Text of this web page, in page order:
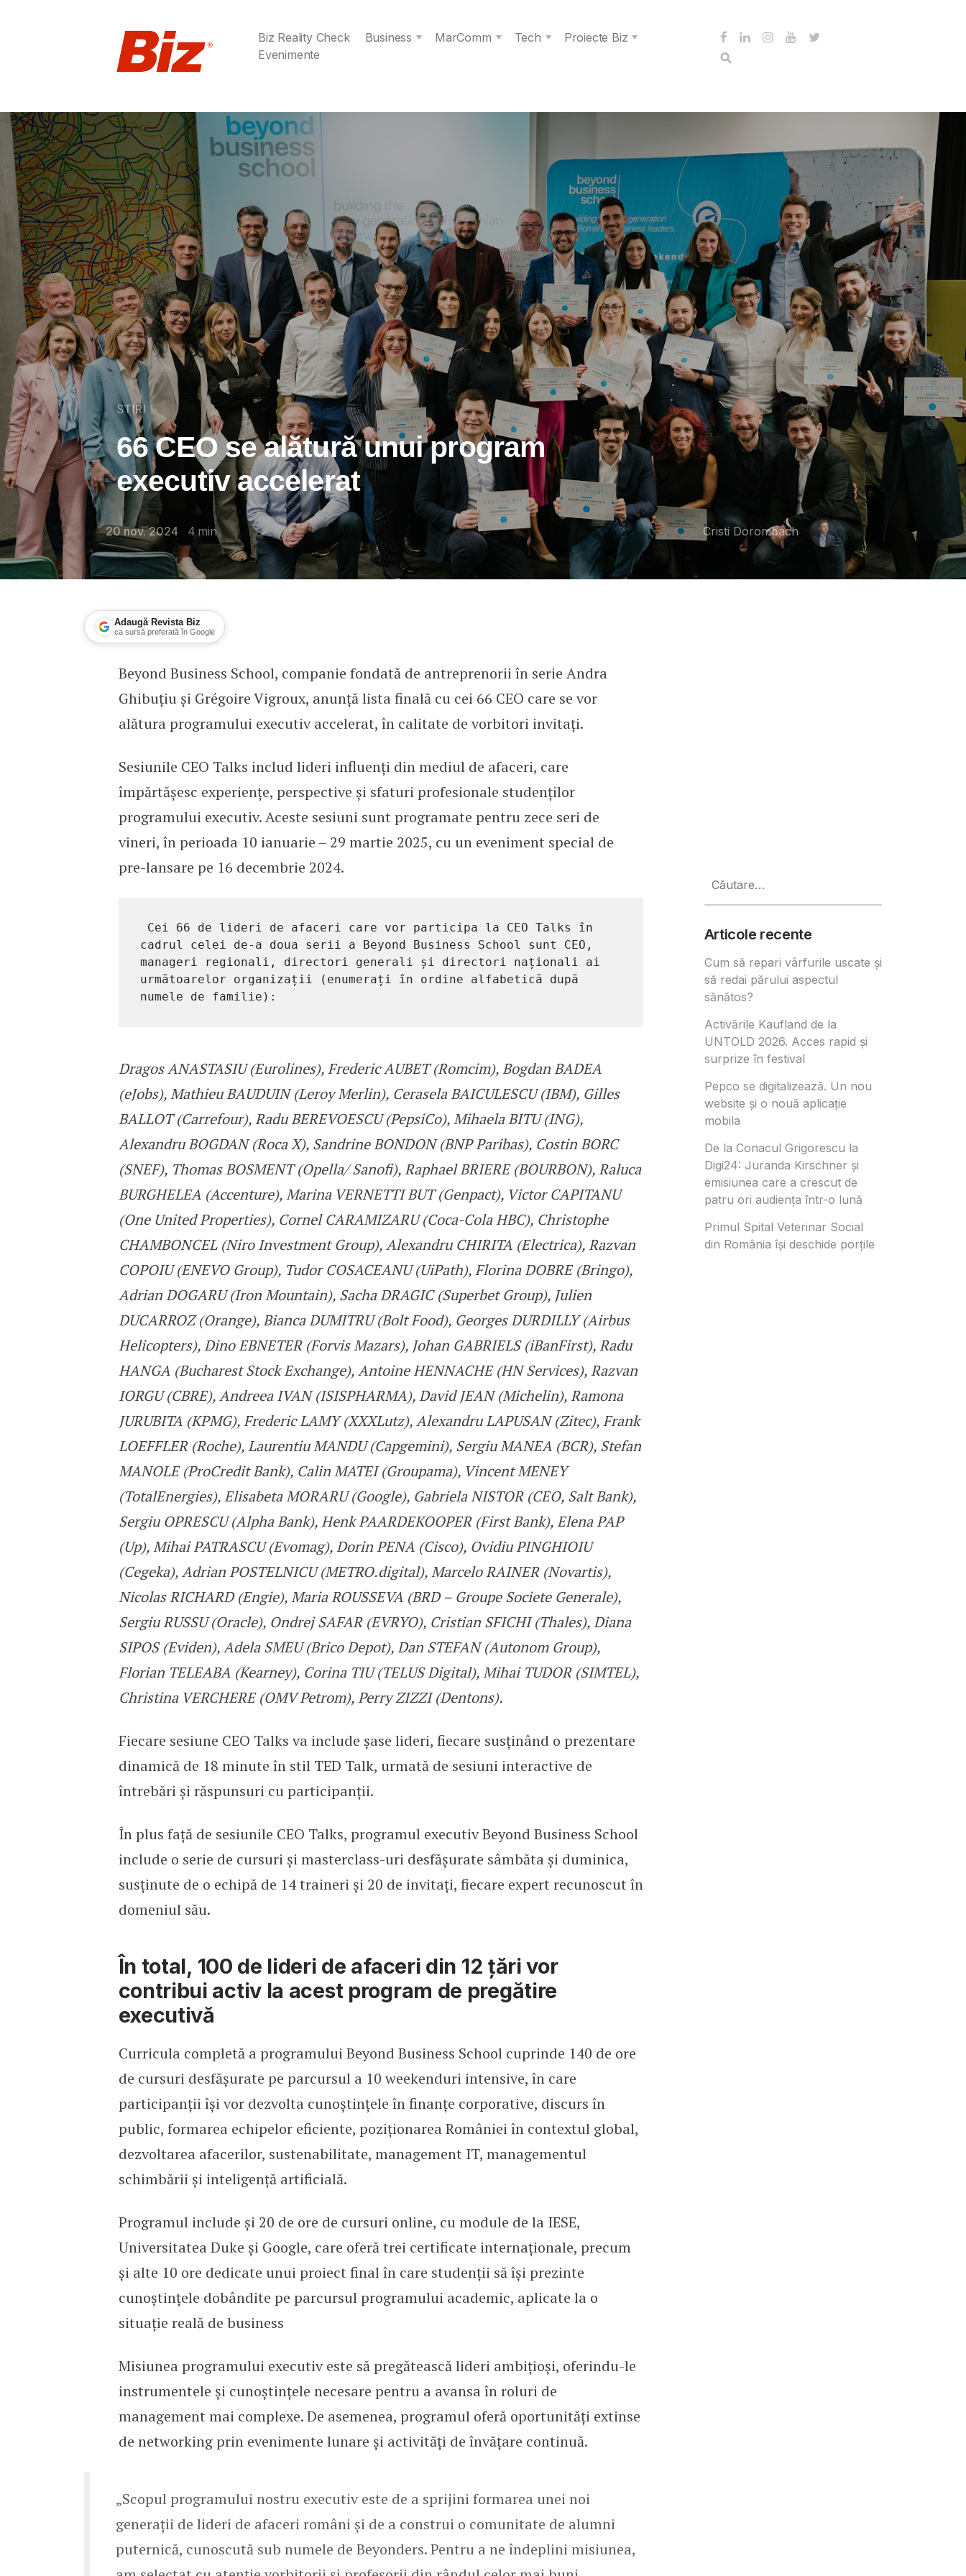
Biz Reality Check Business MarComm Tech
Proiecte Biz
Evenimente
STIRI
66 CEO se alătură unui program
executiv accelerat
20 nov. 2024 4 min Cristi Dorombach
Adaugă Revista Biz
ca sursă preferată în Google
66 CEO se alătură unui program executiv accelerat
Beyond Business School, companie fondată de antreprenorii în serie Andra
Ghibuțiu și Grégoire Vigroux, anunță lista finală cu cei 66 CEO care se vor
alătura programului executiv accelerat, în calitate de vorbitori invitați.
Sesiunile CEO Talks includ lideri influenți din mediul de afaceri, care
împărtășesc experiențe, perspective și sfaturi profesionale studenților
programului executiv. Aceste sesiuni sunt programate pentru zece seri de
vineri, în perioada 10 ianuarie – 29 martie 2025, cu un eveniment special de
pre-lansare pe 16 decembrie 2024.
cadrul celei de-a doua serii a Beyond Business School sunt CEO,
manageri regionali, directori generali și directori naționali ai
următoarelor organizații (enumerați în ordine alfabetică după
numele de familie):
Dragos ANASTASIU (Eurolines), Frederic AUBET (Romcim), Bogdan BADEA
(eJobs), Mathieu BAUDUIN (Leroy Merlin), Cerasela BAICULESCU (IBM), Gilles
BALLOT (Carrefour), Radu BEREVOESCU (PepsiCo), Mihaela BITU (ING),
Alexandru BOGDAN (Roca X), Sandrine BONDON (BNP Paribas), Costin BORC
(SNEF), Thomas BOSMENT (Opella/ Sanofi), Raphael BRIERE (BOURBON), Raluca
BURGHELEA (Accenture), Marina VERNETTI BUT (Genpact), Victor CAPITANU
(One United Properties), Cornel CARAMIZARU (Coca-Cola HBC), Christophe
CHAMBONCEL (Niro Investment Group), Alexandru CHIRITA (Electrica), Razvan
COPOIU (ENEVO Group), Tudor COSACEANU (UiPath), Florina DOBRE (Bringo),
Adrian DOGARU (Iron Mountain), Sacha DRAGIC (Superbet Group), Julien
DUCARROZ (Orange), Bianca DUMITRU (Bolt Food), Georges DURDILLY (Airbus
Helicopters), Dino EBNETER (Forvis Mazars), Johan GABRIELS (iBanFirst), Radu
HANGA (Bucharest Stock Exchange), Antoine HENNACHE (HN Services), Razvan
IORGU (CBRE), Andreea IVAN (ISISPHARMA), David JEAN (Michelin), Ramona
JURUBITA (KPMG), Frederic LAMY (XXXLutz), Alexandru LAPUSAN (Zitec), Frank
LOEFFLER (Roche), Laurentiu MANDU (Capgemini), Sergiu MANEA (BCR), Stefan
MANOLE (ProCredit Bank), Calin MATEI (Groupama), Vincent MENEY
(TotalEnergies), Elisabeta MORARU (Google), Gabriela NISTOR (CEO, Salt Bank),
Sergiu OPRESCU (Alpha Bank), Henk PAARDEKOOPER (First Bank), Elena PAP
(Up), Mihai PATRASCU (Evomag), Dorin PENA (Cisco), Ovidiu PINGHIOIU
(Cegeka), Adrian POSTELNICU (METRO.digital), Marcelo RAINER (Novartis),
Nicolas RICHARD (Engie), Maria ROUSSEVA (BRD – Groupe Societe Generale),
Sergiu RUSSU (Oracle), Ondrej SAFAR (EVRYO), Cristian SFICHI (Thales), Diana
SIPOS (Eviden), Adela SMEU (Brico Depot), Dan STEFAN (Autonom Group),
Florian TELEABA (Kearney), Corina TIU (TELUS Digital), Mihai TUDOR (SIMTEL),
Christina VERCHERE (OMV Petrom), Perry ZIZZI (Dentons).
Fiecare sesiune CEO Talks va include șase lideri, fiecare susținând o prezentare
dinamică de 18 minute în stil TED Talk, urmată de sesiuni interactive de
întrebări și răspunsuri cu participanții.
În plus față de sesiunile CEO Talks, programul executiv Beyond Business School
include o serie de cursuri și masterclass-uri desfășurate sâmbăta și duminica,
susținute de o echipă de 14 traineri și 20 de invitați, fiecare expert recunoscut în
domeniul său.
În total, 100 de lideri de afaceri din 12 țări vor
contribui activ la acest program de pregătire
executivă
Curricula completă a programului Beyond Business School cuprinde 140 de ore
de cursuri desfășurate pe parcursul a 10 weekenduri intensive, în care
participanții își vor dezvolta cunoștințele în finanțe corporative, discurs în
public, formarea echipelor eficiente, poziționarea României în contextul global,
dezvoltarea afacerilor, sustenabilitate, management IT, managementul
schimbării și inteligență artificială.
Programul include și 20 de ore de cursuri online, cu module de la IESE,
Universitatea Duke și Google, care oferă trei certificate internaționale, precum
și alte 10 ore dedicate unui proiect final în care studenții să își prezinte
cunoștințele dobândite pe parcursul programului academic, aplicate la o
situație reală de business
Misiunea programului executiv este să pregătească lideri ambițioși, oferindu-le
instrumentele și cunoștințele necesare pentru a avansa în roluri de
management mai complexe. De asemenea, programul oferă oportunități extinse
de networking prin evenimente lunare și activități de învățare continuă.
„Scopul programului nostru executiv este de a sprijini formarea unei noi
generații de lideri de afaceri români și de a construi o comunitate de alumni
puternică, cunoscută sub numele de Beyonders. Pentru a ne îndeplini misiunea,
după:
Articole recente
Cum să repari vârfurile uscate și
să redai părului aspectul
sănătos?
Activările Kaufland de la
UNTOLD 2026. Acces rapid și
surprize în festival
Pepco se digitalizează. Un nou
website și o nouă aplicație
mobila
De la Conacul Grigorescu la
Digi24: Juranda Kirschner și
emisiunea care a crescut de
patru ori audiența într-o lună
Primul Spital Veterinar Social
din România își deschide porțile